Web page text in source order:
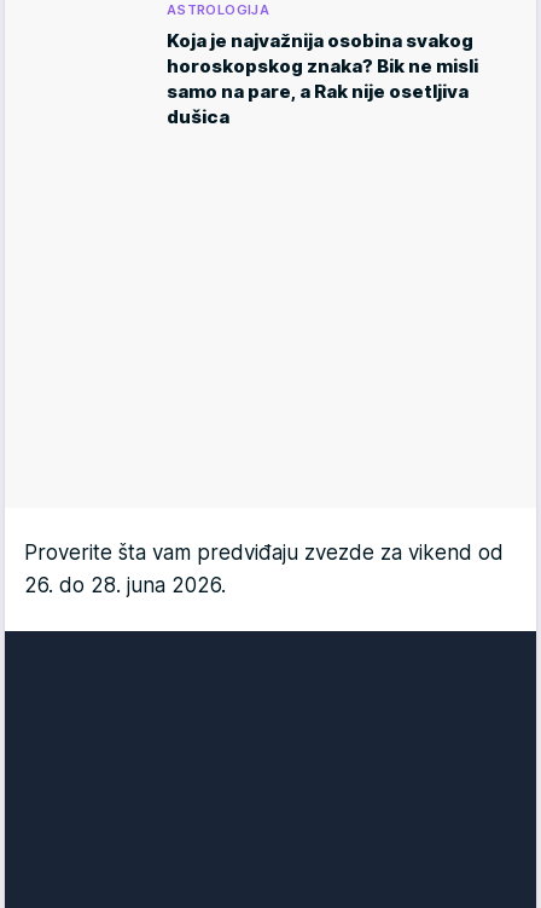
ASTROLOGIJA
Koja je najvažnija osobina svakog
horoskopskog znaka? Bik ne misli
samo na pare, a Rak nije osetljiva
dušica
Proverite šta vam predviđaju zvezde za vikend od
26. do 28. juna 2026.